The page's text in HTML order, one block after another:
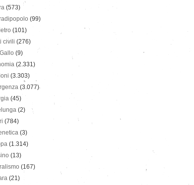
(573)
(99)
(101)
civili (276)
(9)
(2.331)
(3.303)
(3.077)
(45)
(2)
(784)
(3)
(1.314)
(13)
(167)
(21)